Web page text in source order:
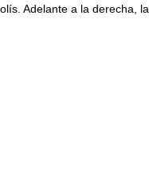
Adelante a la derecha, la